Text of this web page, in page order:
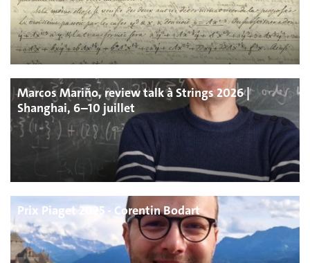
Marcos Mariño, review talk à Strings 2026 |
Shanghai, 6–10 juillet
Prix Piaget 2025 - Corentin Bodart